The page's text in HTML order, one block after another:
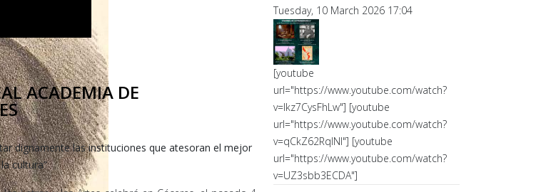
ACADEMIA DE
dignamente las instituciones que atesoran el mejor
cultura”
Tuesday, 10 March 2026 17:04
[youtube
url="https://www.youtube.com/watch?
v=lkz7CysFhLw"] [youtube
url="https://www.youtube.com/watch?
v=qCkZ62RqlNI"] [youtube
url="https://www.youtube.com/watch?
v=UZ3sbb3ECDA"]